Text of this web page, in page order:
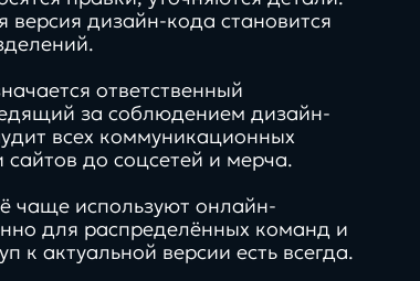
дизайн-кода становится
ответственный
за соблюдением дизайн-
всех коммуникационных
до соцсетей и мерча.
чаще используют онлайн-
для распределённых команд и
к актуальной версии есть всегда.